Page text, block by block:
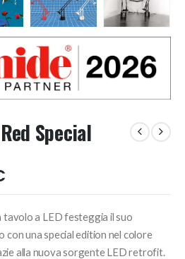
Special
Il
prezzo
è:
379,00€.
tavolo a LED festeggia il suo
con una special edition nel colore
alla nuova sorgente LED retrofit.